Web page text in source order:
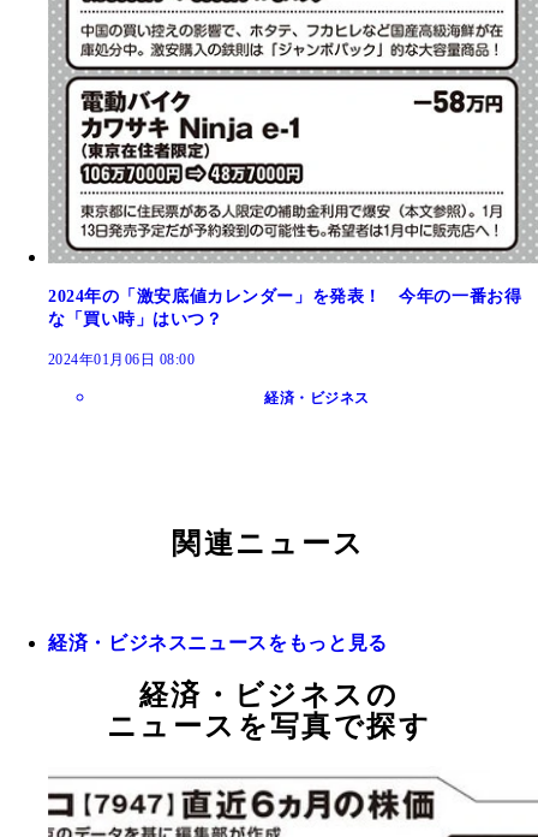
2024年の「激安底値カレンダー」を発表！ 今年の一番お得
な「買い時」はいつ？
2024年01月06日 08:00
経済・ビジネス
関連ニュース
経済・ビジネスニュースをもっと見る
経済・ビジネスの
ニュースを写真で探す